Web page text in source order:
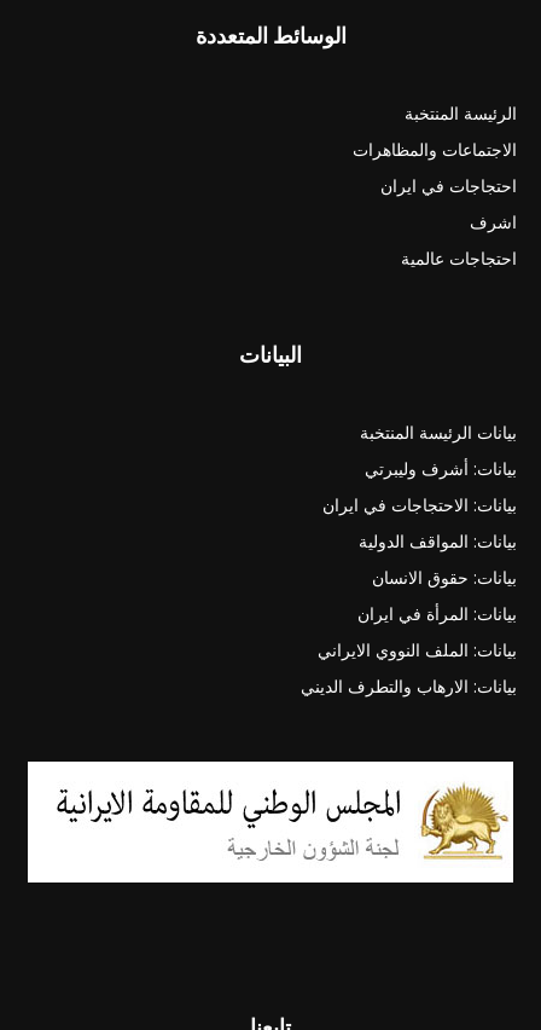
الوسائط المتعددة
الرئيسة المنتخبة
الاجتماعات والمظاهرات
احتجاجات في ايران
اشرف
احتجاجات عالمية
البيانات
بيانات الرئيسة المنتخبة
بيانات: أشرف وليبرتي
بيانات: الاحتجاجات في ايران
بيانات: المواقف الدولية
بيانات: حقوق الانسان
بيانات: المرأة في ايران
بيانات: الملف النووي الايراني
بيانات: الارهاب والتطرف الديني